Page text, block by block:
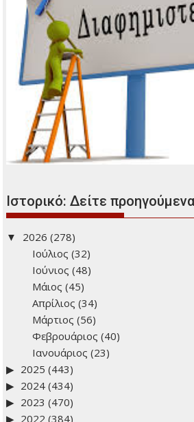
Ιστορικό: Δείτε
2026 (278)
Ιούλιος (32)
Ιούνιος (48)
Μάιος (45)
Απρίλιος (34)
Μάρτιος (56)
Φεβρουάριος (40)
Ιανουάριος (23)
2025 (443)
2024 (434)
2023 (470)
2022 (384)